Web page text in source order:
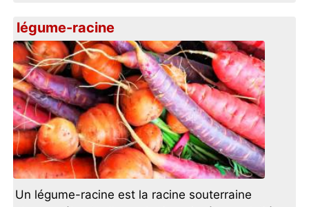
légume-racine
Un légume-racine est la racine souterraine